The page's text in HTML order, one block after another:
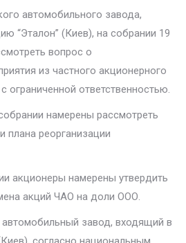
автомобильного завода,
“Эталон” (Киев), на собрании 19
вопрос о
из частного акционерного
ответственностью.
намерены рассмотреть
плана реорганизации
акционеры намерены утвердить
акций ЧАО на доли ООО.
автомобильный завод, входящий в